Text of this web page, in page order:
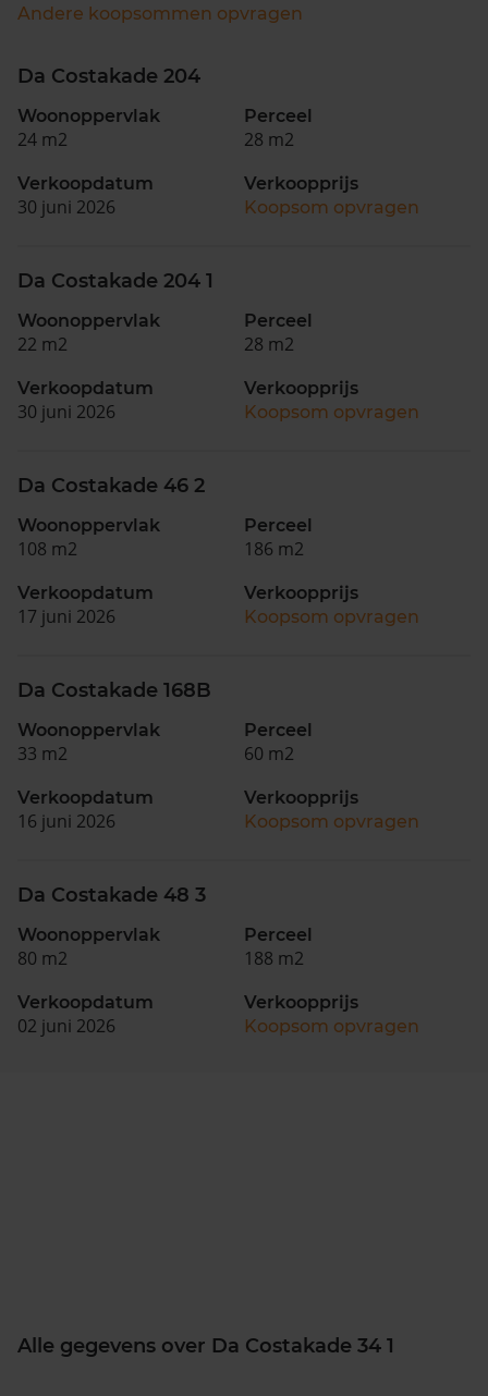
Andere koopsommen opvragen
Da Costakade 204
Woonoppervlak
24 m2
Perceel
28 m2
Verkoopdatum
30 juni 2026
Verkoopprijs
Koopsom opvragen
Da Costakade 204 1
Woonoppervlak
22 m2
Perceel
28 m2
Verkoopdatum
30 juni 2026
Verkoopprijs
Koopsom opvragen
Da Costakade 46 2
Woonoppervlak
108 m2
Perceel
186 m2
Verkoopdatum
17 juni 2026
Verkoopprijs
Koopsom opvragen
Da Costakade 168B
Woonoppervlak
33 m2
Perceel
60 m2
Verkoopdatum
16 juni 2026
Verkoopprijs
Koopsom opvragen
Da Costakade 48 3
Woonoppervlak
80 m2
Perceel
188 m2
Verkoopdatum
02 juni 2026
Verkoopprijs
Koopsom opvragen
Alle gegevens over Da Costakade 34 1